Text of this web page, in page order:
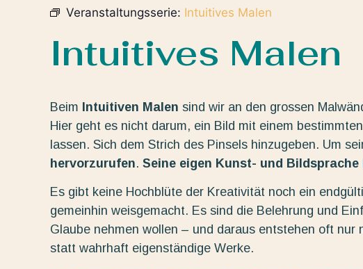
Veranstaltungsserie: Intuitives Malen
Intuitives Malen
Beim Intuitiven Malen sind wir an den grossen
Hier geht es nicht darum, ein Bild mit einem
lassen. Sich dem Strich des Pinsels hinzugeben. Um
hervorzurufen. Seine eigen Kunst- und Bildsprache
Es gibt keine Hochblüte der Kreativität noch ein
gemeinhin weisgemacht. Es sind die Belehrung und
Glaube nehmen wollen – und daraus entstehen oft nur
statt wahrhaft eigenständige Werke.